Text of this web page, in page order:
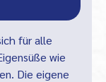
für alle
wie
Die eigene